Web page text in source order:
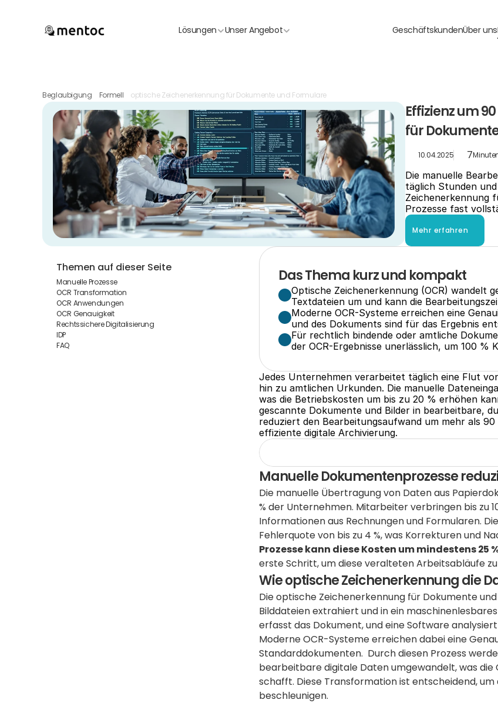
Lösungen Unser Angebot GeschäftskundenÜber uns
Beglaubigung Formell optische Zeichenerkennung für Dokumente und Formulare
Effizienz um
für
10.04.2025 7
Die manuelle
täglich Stunden
Zeichenerkennung
Prozesse fast
Mehr erfahren
Themen auf dieser Seite
Manuelle Prozesse
OCR Transformation
OCR Anwendungen
OCR Genauigkeit
Rechtssichere Digitalisierung
IDP
FAQ
Das Thema kurz und kompakt
Optische Zeichenerkennung (OCR) wandelt
Textdateien um und kann die
Moderne OCR-Systeme erreichen eine
und des Dokuments sind für das Ergebnis
Für rechtlich bindende oder amtliche
der OCR-Ergebnisse unerlässlich, um 100 %
Jedes Unternehmen verarbeitet täglich eine Flut
hin zu amtlichen Urkunden. Die manuelle
was die Betriebskosten um bis zu 20 % erhöhen
gescannte Dokumente und Bilder in bearbeitbare,
reduziert den Bearbeitungsaufwand um mehr als
effiziente digitale Archivierung.
Manuelle Dokumentenprozesse
Die manuelle Übertragung von Daten aus
% der Unternehmen. Mitarbeiter verbringen bis zu
Informationen aus Rechnungen und Formularen.
Fehlerquote von bis zu 4 %, was Korrekturen und
Prozesse kann diese Kosten um mindestens 25
erste Schritt, um diese veralteten Arbeitsabläufe
Wie optische Zeichenerkennung die
Die optische Zeichenerkennung für Dokumente
Bilddateien extrahiert und in ein
erfasst das Dokument, und eine Software
Moderne OCR-Systeme erreichen dabei eine
Standarddokumenten.  Durch diesen Prozess
bearbeitbare digitale Daten umgewandelt, was
schafft. Diese Transformation ist entscheidend,
beschleunigen.